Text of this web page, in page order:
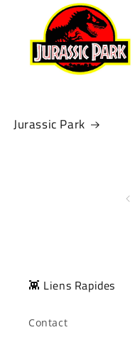
Jurassic Park
👾 Liens Rapides
Contact